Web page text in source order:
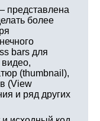
представлена
более
bars для
видео,
(thumbnail),
(View
и ряд других